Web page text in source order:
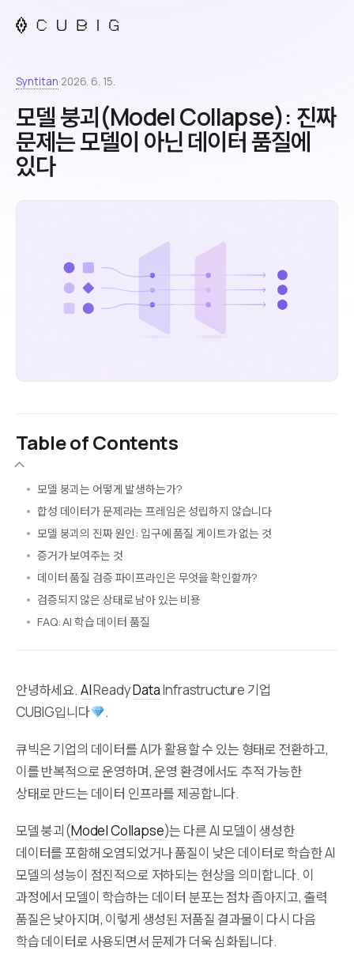
Syntitan·2026. 6. 15.
모델 붕괴(Model Collapse): 진짜
문제는 모델이 아닌 데이터 품질에
있다
Table of Contents
모델 붕괴는 어떻게 발생하는가?
합성 데이터가 문제라는 프레임은 성립하지 않습니다
모델 붕괴의 진짜 원인: 입구에 품질 게이트가 없는 것
증거가 보여주는 것
데이터 품질 검증 파이프라인은 무엇을 확인할까?
검증되지 않은 상태로 남아 있는 비용
FAQ: AI 학습 데이터 품질
안녕하세요. AIReadyDataInfrastructure 기업
CUBIG입니다
.
큐빅은 기업의 데이터를 AI가 활용할 수 있는 형태로 전환하고,
이를 반복적으로 운영하며, 운영 환경에서도 추적 가능한
상태로 만드는 데이터 인프라를 제공합니다.
모델 붕괴(Model Collapse)는 다른 AI 모델이 생성한
데이터를 포함해 오염되었거나 품질이 낮은 데이터로 학습한 AI
모델의 성능이 점진적으로 저하되는 현상을 의미합니다. 이
과정에서 모델이 학습하는 데이터 분포는 점차 좁아지고, 출력
품질은 낮아지며, 이렇게 생성된 저품질 결과물이 다시 다음
학습 데이터로 사용되면서 문제가 더욱 심화됩니다.